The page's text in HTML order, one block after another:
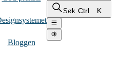
Bloggen
Søk Ctrl K